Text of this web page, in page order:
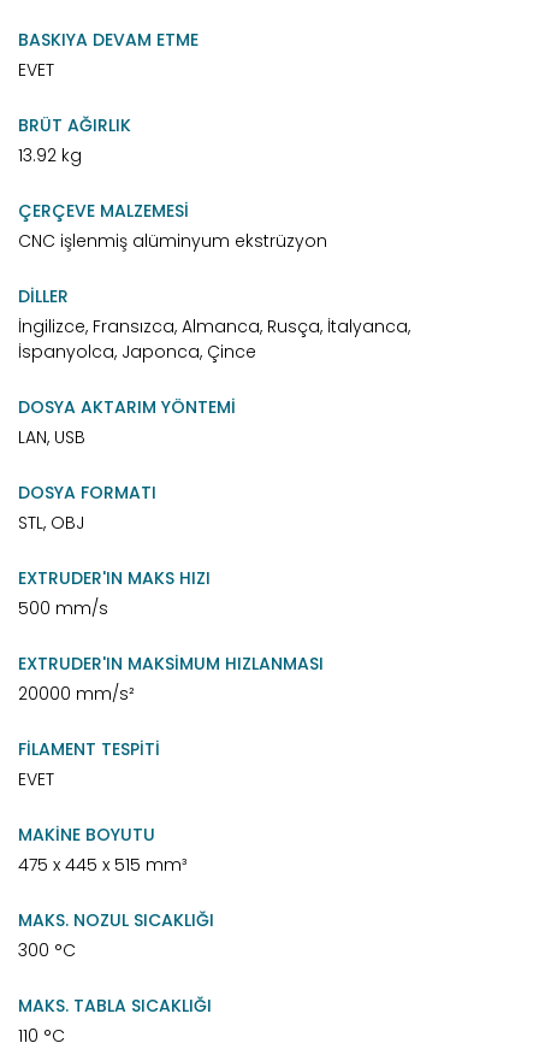
BASKIYA DEVAM ETME
EVET
BRÜT AĞIRLIK
13.92 kg
ÇERÇEVE MALZEMESİ
CNC işlenmiş alüminyum ekstrüzyon
DİLLER
İngilizce, Fransızca, Almanca, Rusça, İtalyanca,
İspanyolca, Japonca, Çince
DOSYA AKTARIM YÖNTEMİ
LAN, USB
DOSYA FORMATI
STL, OBJ
EXTRUDER'IN MAKS HIZI
500 mm/s
EXTRUDER'IN MAKSİMUM HIZLANMASI
20000 mm/s²
FİLAMENT TESPİTİ
EVET
MAKİNE BOYUTU
475 x 445 x 515 mm³
MAKS. NOZUL SICAKLIĞI
300 °C
MAKS. TABLA SICAKLIĞI
110 °C